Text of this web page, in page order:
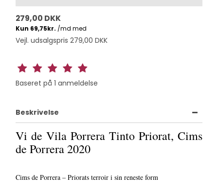
279,00 DKK
Vejl. udsalgspris 279,00 DKK
Baseret på 1 anmeldelse
Beskrivelse
Vi de Vila Porrera Tinto Priorat, Cims
de Porrera 2020
Cims de Porrera – Priorats terroir i sin reneste form